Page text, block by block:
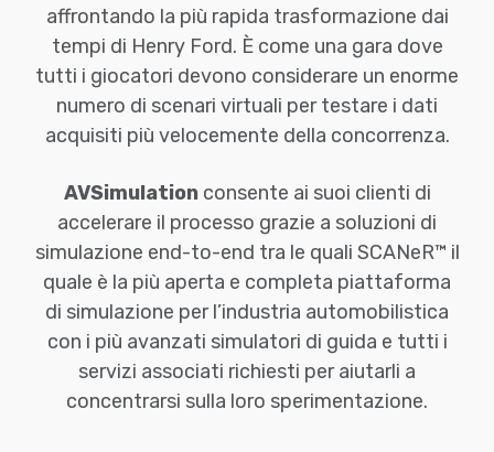
affrontando la più rapida trasformazione dai
tempi di Henry Ford. È come una gara dove
tutti i giocatori devono considerare un enorme
numero di scenari virtuali per testare i dati
acquisiti più velocemente della concorrenza.
AVSimulationconsente ai suoi clienti di
accelerare il processo grazie a soluzioni di
simulazione end-to-end tra le quali SCANeR™ il
quale è la più aperta e completa piattaforma
di simulazione per l’industria automobilistica
con i più avanzati simulatori di guida e tutti i
servizi associati richiesti per aiutarli a
concentrarsi sulla loro sperimentazione.